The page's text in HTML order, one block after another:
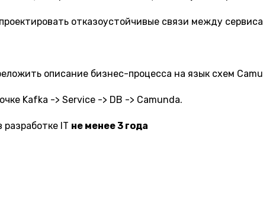
отказоустойчивые связи между
описание бизнес-процесса на язык схем
Kafka -> Service -> DB -> Camunda.
разработке IT не менее 3 года